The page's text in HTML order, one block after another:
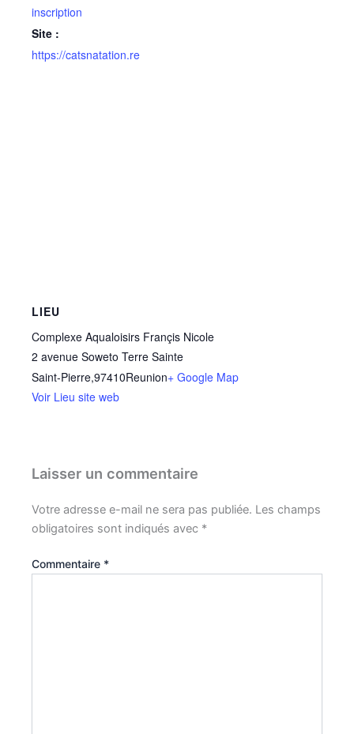
inscription
Site :
https://catsnatation.re
LIEU
Complexe Aqualoisirs Françis Nicole
2 avenue Soweto Terre Sainte
Saint-Pierre,97410Reunion+ Google Map
Voir Lieu site web
Laisser un commentaire
Votre adresse e-mail ne sera pas publiée. Les champs
obligatoires sont indiqués avec *
Commentaire *